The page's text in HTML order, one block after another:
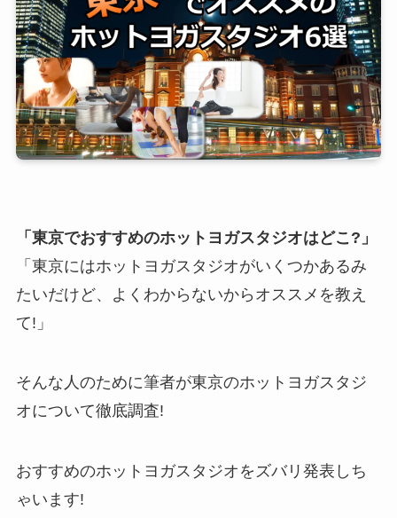
「東京でおすすめのホットヨガスタジオはどこ?」
「東京にはホットヨガスタジオがいくつかあるみ
たいだけど、よくわからないからオススメを教え
て!」
そんな人のために筆者が東京のホットヨガスタジ
オについて徹底調査!
おすすめのホットヨガスタジオをズバリ発表しち
ゃいます!